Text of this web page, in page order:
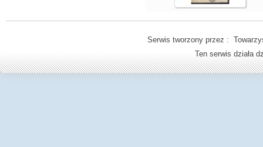
Serwis tworzony przez :
Ten serwis działa